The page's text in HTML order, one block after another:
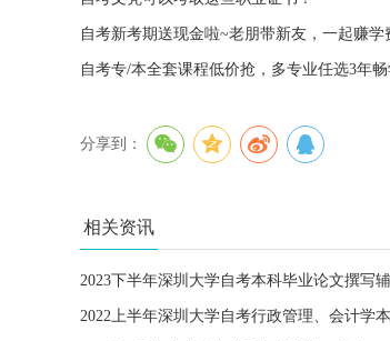
自考新考期送现金啦~老朋带新友，一起赚学
自考专/本全套课程低价抢，多专业任选3年
分享到：
相关资讯
2023下半年深圳大学自考本科毕业论文撰写